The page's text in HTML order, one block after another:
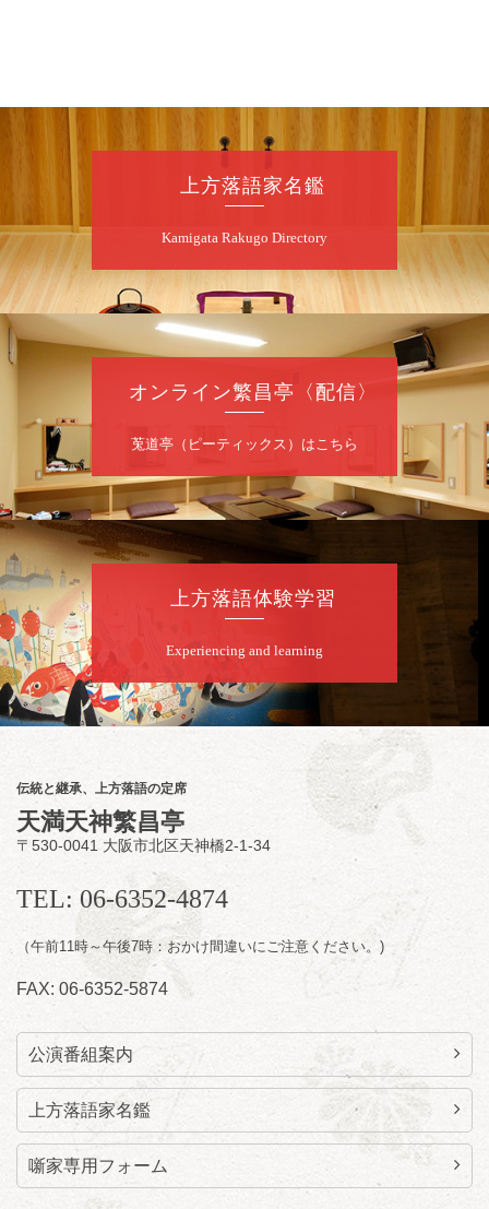
お問合せ：らららのらくご会予約事務局
090-6976-1777 email：
lalalanorakugo@gmail.com
昼
桂九寿玉／桂弥太郎／桂かい枝※／けんたと
ももえ（音曲漫才）※／笑福亭三喬／桂米二
～仲入～桂咲之輔／林家染団治／渡辺あきら
（ジャグリング）／笑福亭松枝（※…配信は
ございません）
★菟道亭配信あり
夜
8月10日（月）
桂慶治朗 月例奮闘落語会 八月席
桂慶治朗「鉄砲勇助」「植木屋娘」ほか一席
／桂弥壱「開口一番」
前売2,000円 当日2,500円
お問合せ：慶治朗落語会事務局 090-8126-
2020
★菟道亭配信あり
配信の
購入はこちらをクリック
8月11日（火）
昼席：番組案内
桂九寿玉／桂弥太郎／桂かい枝※／けんたと
ももえ（音曲漫才）※／笑福亭三喬／桂米平
～仲入～桂咲之輔／林家染団治／キタノ大地
（マジック）／笑福亭松枝（※…配信はござ
★菟道亭 配信あり
上方落語家名鑑
Kamigata Rakugo Directory
オンライン繁昌亭〈配信〉
莵道亭（ピーティックス）はこちら
上方落語体験学習
Experiencing and learning
伝統と継承、上方落語の定席
天満天神繁昌亭
〒530-0041 大阪市北区天神橋2-1-34
TEL: 06-6352-4874
（午前11時～午後7時：おかけ間違いにご注意ください。)
FAX: 06-6352-5874
公演番組案内
上方落語家名鑑
噺家専用フォーム